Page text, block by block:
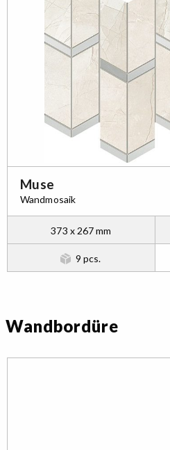
Muse
Wandmosaik
373 x 267 mm
9 pcs.
Wandbordüre